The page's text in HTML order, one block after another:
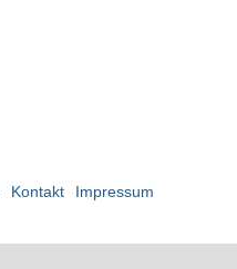
Kontakt Impressum